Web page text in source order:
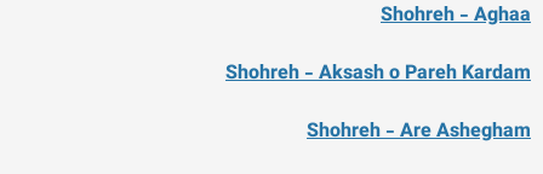
Shohreh - Aghaa
Shohreh - Aksash o Pareh Kardam
Shohreh - Are Ashegham